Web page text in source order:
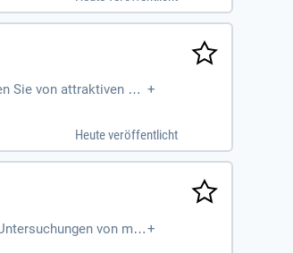
Sie von attraktiven Ve
ohne Nachtdienst od
Nutzen Sie auch k
+
Heute veröffentlicht
von mal
Pathol
+